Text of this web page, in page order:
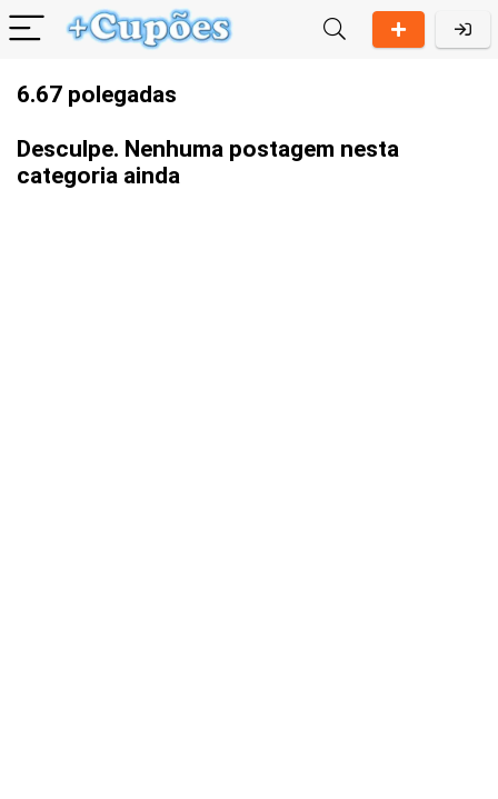
6.67 polegadas
Desculpe. Nenhuma postagem nesta
categoria ainda